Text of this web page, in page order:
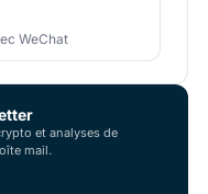
WeChat
et analyses de
mail.